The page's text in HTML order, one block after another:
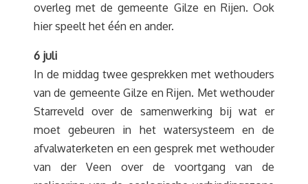
overleg met de gemeente Gilze en Rijen. Ook
hier speelt het één en ander.
6 juli
In de middag twee gesprekken met wethouders
van de gemeente Gilze en Rijen. Met wethouder
Starreveld over de samenwerking bij wat er
moet gebeuren in het watersysteem en de
afvalwaterketen en een gesprek met wethouder
van der Veen over de voortgang van de